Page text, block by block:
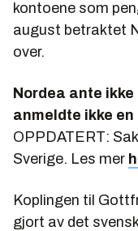
kontoene som
august betraktet
over.
Nordea ante ikke
anmeldte ikke
OPPDATERT:
Sverige. Les mer
Koplingen til
gjort av det